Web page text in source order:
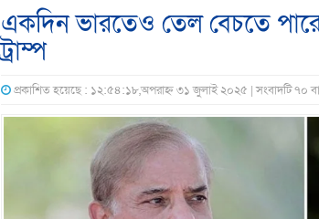
একদিন ভারতেও তেল বেচতে পারে
ট্রাম্প
প্রকাশিত হয়েছে : ১২:৫৪:১৮,অপরাহ্ন ৩১ জুলাই ২০২৫ | সংবাদটি ৭০